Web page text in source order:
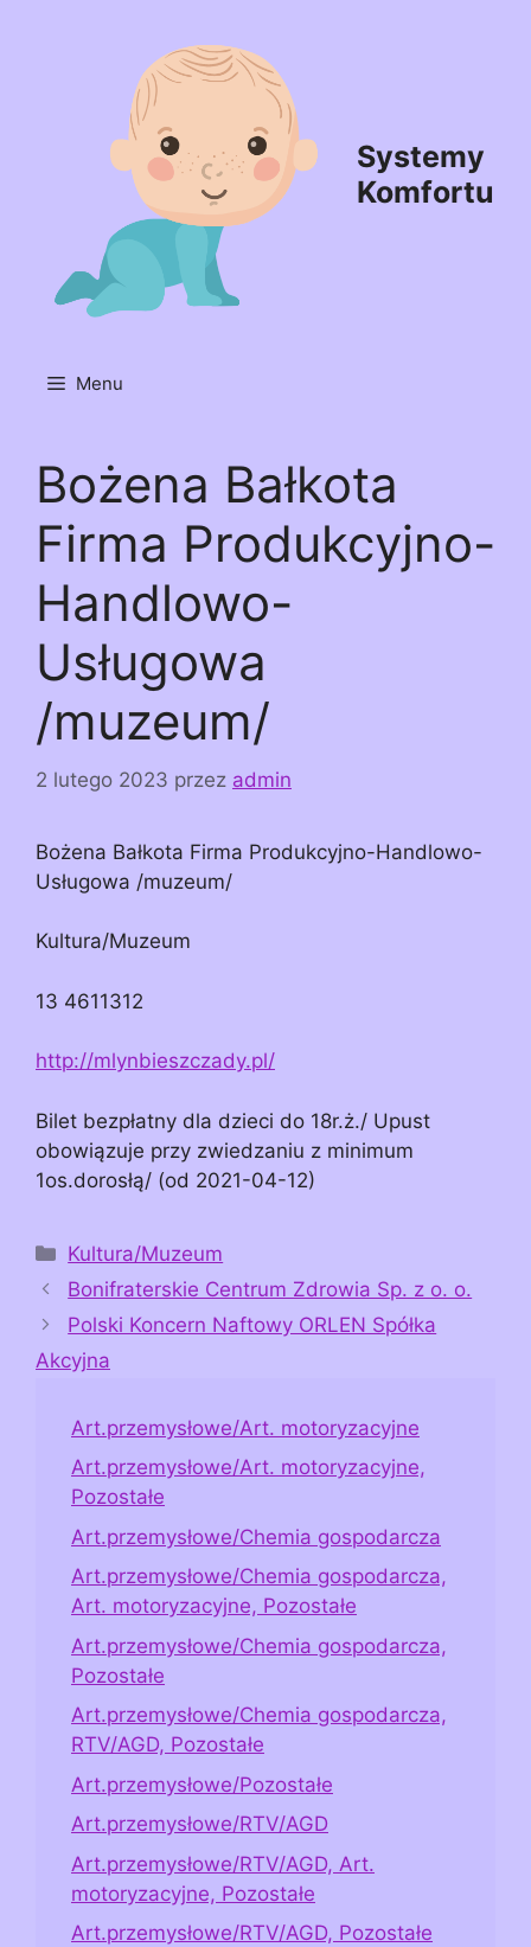
Systemy
Komfortu
Menu
Bożena Bałkota
Firma Produkcyjno-
Handlowo-
Usługowa
/muzeum/
2 lutego 2023 przez admin
Bożena Bałkota Firma Produkcyjno-Handlowo-
Usługowa /muzeum/
Kultura/Muzeum
13 4611312
http://mlynbieszczady.pl/
Bilet bezpłatny dla dzieci do 18r.ż./ Upust
obowiązuje przy zwiedzaniu z minimum
1os.dorosłą/ (od 2021-04-12)
Kategorie
Kultura/Muzeum
Bonifraterskie Centrum Zdrowia Sp. z o. o.
Polski Koncern Naftowy ORLEN Spółka
Akcyjna
Art.przemysłowe/Art. motoryzacyjne
Art.przemysłowe/Art. motoryzacyjne,
Pozostałe
Art.przemysłowe/Chemia gospodarcza
Art.przemysłowe/Chemia gospodarcza,
Art. motoryzacyjne, Pozostałe
Art.przemysłowe/Chemia gospodarcza,
Pozostałe
Art.przemysłowe/Chemia gospodarcza,
RTV/AGD, Pozostałe
Art.przemysłowe/Pozostałe
Art.przemysłowe/RTV/AGD
Art.przemysłowe/RTV/AGD, Art.
motoryzacyjne, Pozostałe
Art.przemysłowe/RTV/AGD, Pozostałe